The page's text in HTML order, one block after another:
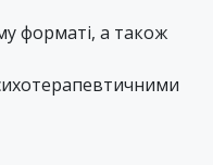
форматі, а також